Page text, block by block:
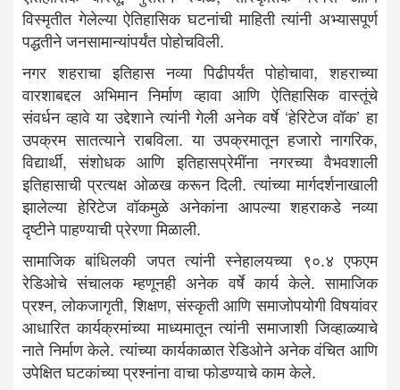
विस्मृतीत गेलेल्या ऐतिहासिक घटनांची माहिती त्यांनी अभ्यासपूर्ण
पद्धतीने जनसामान्यांपर्यंत पोहोचविली.
नगर शहराचा इतिहास नव्या पिढीपर्यंत पोहोचावा, शहराच्या
वारशाबद्दल अभिमान निर्माण व्हावा आणि ऐतिहासिक वास्तूंचे
संवर्धन व्हावे या उद्देशाने त्यांनी गेली अनेक वर्षे ‘हेरिटेज वॉक’ हा
उपक्रम सातत्याने राबविला. या उपक्रमातून हजारो नागरिक,
विद्यार्थी, संशोधक आणि इतिहासप्रेमींना नगरच्या वैभवशाली
इतिहासाची प्रत्यक्ष ओळख करून दिली. त्यांच्या मार्गदर्शनाखाली
झालेल्या हेरिटेज वॉकमुळे अनेकांना आपल्या शहराकडे नव्या
दृष्टीने पाहण्याची प्रेरणा मिळाली.
सामाजिक बांधिलकी जपत त्यांनी स्नेहालयच्या ९०.४ एफएम
रेडिओचे संचालक म्हणूनही अनेक वर्षे कार्य केले. सामाजिक
प्रश्न, लोकजागृती, शिक्षण, संस्कृती आणि समाजोपयोगी विषयांवर
आधारित कार्यक्रमांच्या माध्यमातून त्यांनी समाजाशी जिव्हाळ्याचे
नाते निर्माण केले. त्यांच्या कार्यकाळात रेडिओने अनेक वंचित आणि
उपेक्षित घटकांच्या प्रश्नांना वाचा फोडण्याचे काम केले.